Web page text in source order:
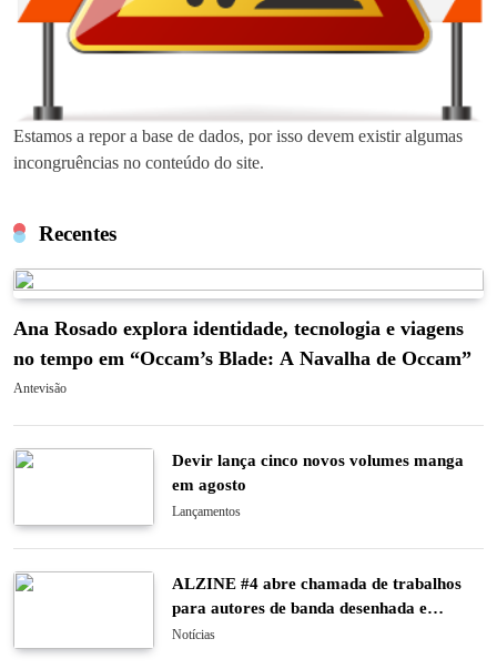
Estamos a repor a base de dados, por isso devem existir algumas
incongruências no conteúdo do site.
Recentes
Ana Rosado explora identidade, tecnologia e viagens
no tempo em “Occam’s Blade: A Navalha de Occam”
Antevisão
Devir lança cinco novos volumes manga
em agosto
Lançamentos
ALZINE #4 abre chamada de trabalhos
para autores de banda desenhada e
ilustração
Notícias